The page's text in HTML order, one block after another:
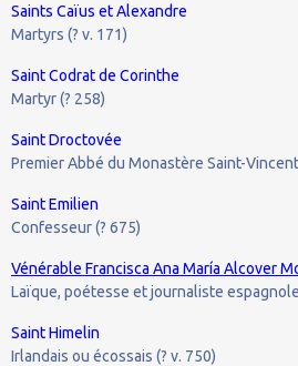
Saints Caïus et Alexandre
Martyrs (? v. 171)
Saint Codrat de Corinthe
Martyr (? 258)
Saint Droctovée
Premier Abbé du Monastère Saint-Vincent
Saint Emilien
Confesseur (? 675)
Vénérable Francisca Ana María Alcover
Laïque, poétesse et journaliste
Saint Himelin
Irlandais ou écossais (? v. 750)